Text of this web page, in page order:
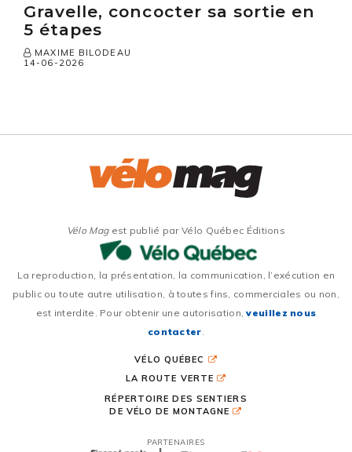
Gravelle, concocter sa sortie en
5 étapes
MAXIME BILODEAU
14-06-2026
Vélo Magest publié par Vélo Québec Éditions
La reproduction, la présentation, la communication, l’exécution en
public ou toute autre utilisation, à toutes fins, commerciales ou non,
est interdite. Pour obtenir une autorisation,veuillez nous
contacter
VÉLO QUÉBEC
LA ROUTE VERTE
RÉPERTOIRE DES SENTIERS
DE VÉLO DE MONTAGNE
PARTENAIRES